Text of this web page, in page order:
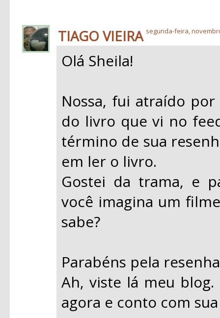
TIAGO VIEIRA segunda-feira,
Olá Sheila!
Nossa, fui atraído
do livro que vi no
término de sua
em ler o livro.
Gostei da trama, e
você imagina um
sabe?
Parabéns pela
Ah, viste lá meu
agora e conto com